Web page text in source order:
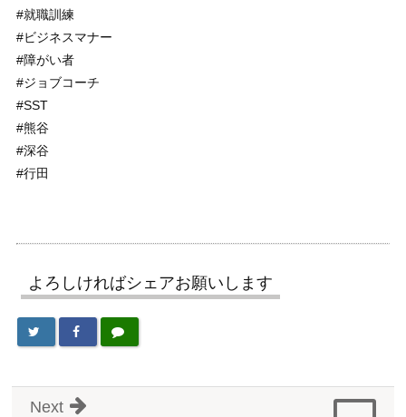
#就職訓練
#ビジネスマナー
#障がい者
#ジョブコーチ
#SST
#熊谷
#深谷
#行田
よろしければシェアお願いします
Next